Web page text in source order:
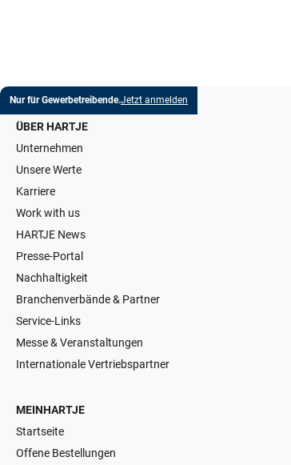
Nur für Gewerbetreibende.Jetzt anmelden
ÜBER HARTJE
Unternehmen
Unsere Werte
Karriere
Work with us
HARTJE News
Presse-Portal
Nachhaltigkeit
Branchenverbände & Partner
Service-Links
Messe & Veranstaltungen
Internationale Vertriebspartner
MEINHARTJE
Startseite
Offene Bestellungen